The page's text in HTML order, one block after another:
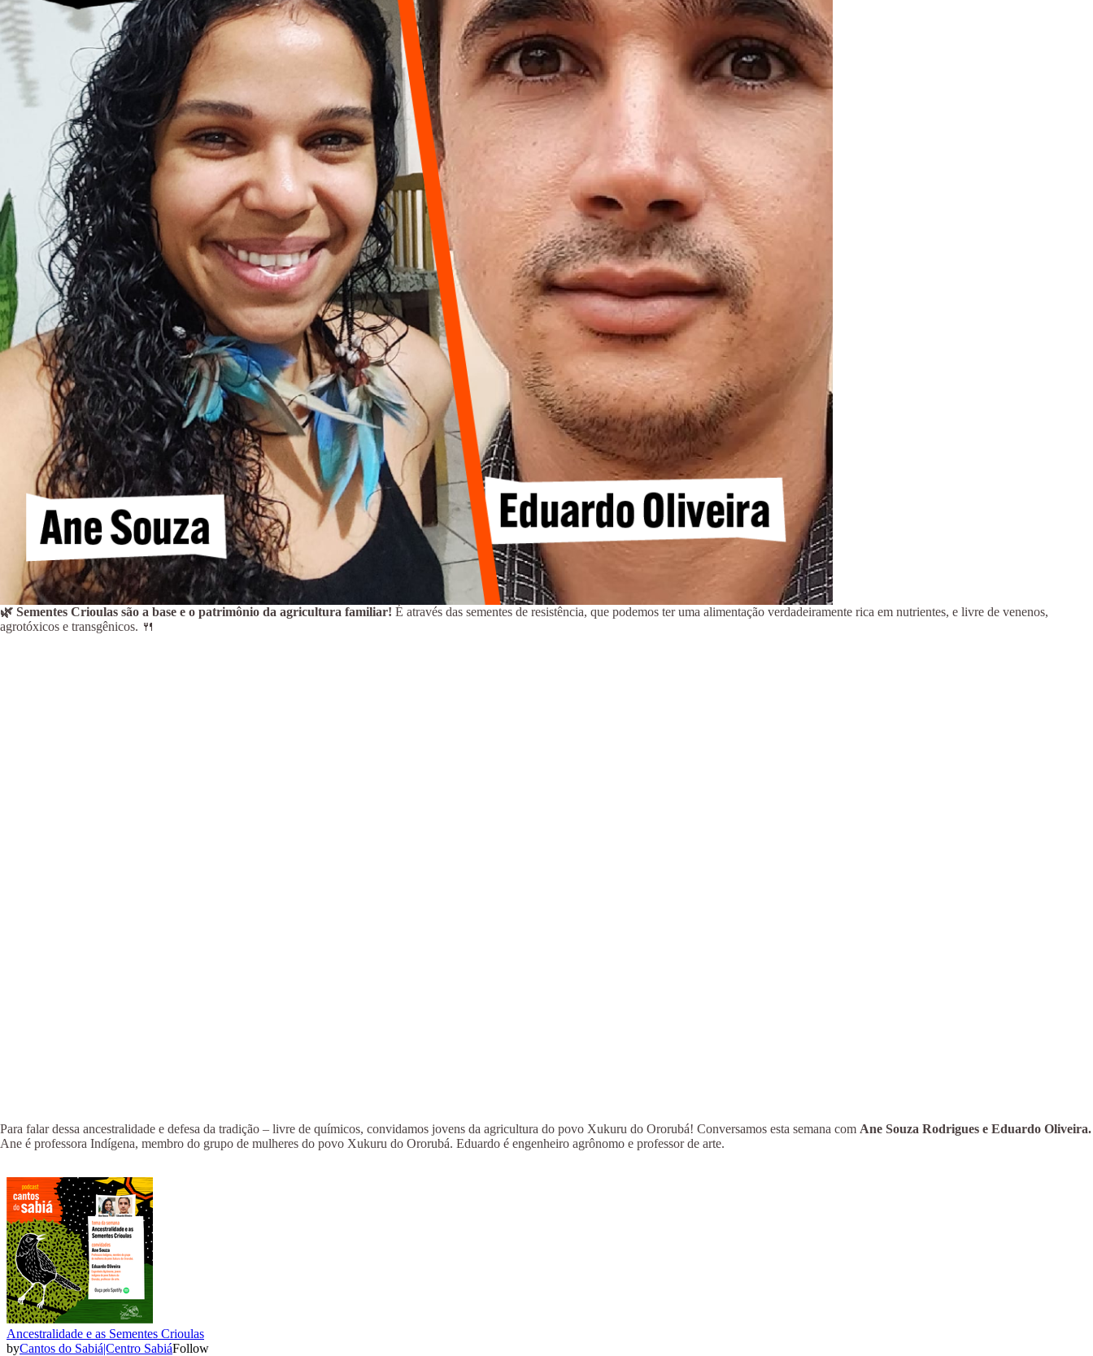
🌿 Sementes Crioulas são a base e o patrimônio da agricultura familiar! É através das sementes de resistência, que podemos ter uma alimentação verdadeiramente rica em nutrientes, e livre de venenos,
agrotóxicos e transgênicos. 🍴
Para falar dessa ancestralidade e defesa da tradição – livre de químicos, convidamos jovens da agricultura do povo Xukuru do Ororubá! Conversamos esta semana com Ane Souza Rodrigues e Eduardo Oliveira.
Ane é professora Indígena, membro do grupo de mulheres do povo Xukuru do Ororubá. Eduardo é engenheiro agrônomo e professor de arte.